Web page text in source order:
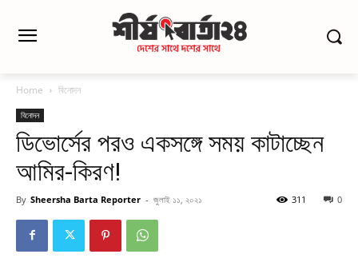
Home বিনোদন
বিনোদন
ডিভোর্সের পরও একসঙ্গে সময় কাটাচ্ছেন
আমির-কিরণ!
By Sheersha Barta Reporter - জুলাই ১১, ২০২১ 0
311